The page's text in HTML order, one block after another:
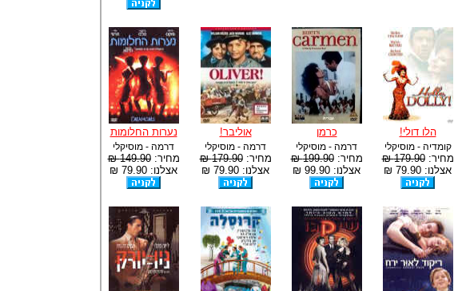
הלו דולי!
קומדיה - מוסיקלי
מחיר:179.90 ₪
אצלנו: 79.90 ₪
כרמן
דרמה - מוסיקלי
מחיר:199.90 ₪
אצלנו: 99.90 ₪
אוליבר!
דרמה - מוסיקלי
מחיר:179.90 ₪
אצלנו: 79.90 ₪
נערות החלומות
דרמה - מוסיקלי
מחיר:149.90 ₪
אצלנו: 79.90 ₪